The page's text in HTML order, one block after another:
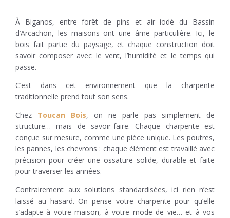
À Biganos, entre forêt de pins et air iodé du Bassin
d’Arcachon, les maisons ont une âme particulière. Ici, le
bois fait partie du paysage, et chaque construction doit
savoir composer avec le vent, l’humidité et le temps qui
passe.
C’est dans cet environnement que la charpente
traditionnelle prend tout son sens.
Chez Toucan Bois, on ne parle pas simplement de
structure… mais de savoir-faire. Chaque charpente est
conçue sur mesure, comme une pièce unique. Les poutres,
les pannes, les chevrons : chaque élément est travaillé avec
précision pour créer une ossature solide, durable et faite
pour traverser les années.
Contrairement aux solutions standardisées, ici rien n’est
laissé au hasard. On pense votre charpente pour qu’elle
s’adapte à votre maison, à votre mode de vie… et à vos